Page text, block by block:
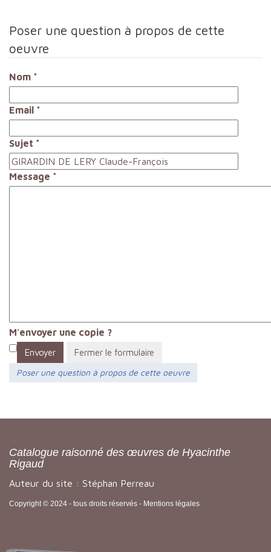
Poser une question à propos de cette
oeuvre
Nom *
Email *
Sujet *
Message *
M'envoyer une copie ?
Envoyer
Fermer le formulaire
Poser une question à propos de cette oeuvre
Catalogue raisonné des œuvres de Hyacinthe
Rigaud
Auteur du site : Stéphan Perreau
Copyright © 2024 - tous droits réservés - Mentions légales